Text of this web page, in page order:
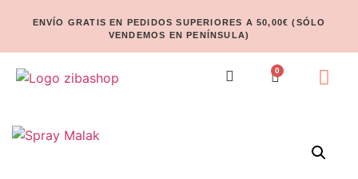
ENVÍO GRATIS EN PEDIDOS SUPERIORES A 50,00€ (SÓLO
VENDEMOS EN PENÍNSULA)
0